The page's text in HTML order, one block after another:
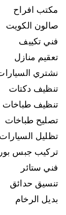
مكتب افراح
صالون الكويت
فني تكييف
تعقيم منازل
نشتري
تنظيف دكتات
تنظيف طباخات
تصليح طباخات
تظليل السيارات
تركيب جبس
فني ستائر
تنسيق حدائق
بديل الرخام